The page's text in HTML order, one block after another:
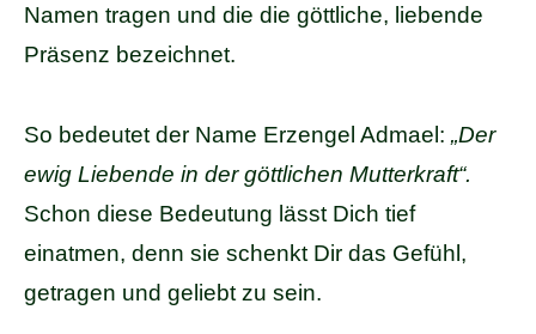
Namen tragen und die die göttliche, liebende
Präsenz bezeichnet.
So bedeutet der Name Erzengel Admael: „Der
ewig Liebende in der göttlichen Mutterkraft“.
Schon diese Bedeutung lässt Dich tief
einatmen, denn sie schenkt Dir das Gefühl,
getragen und geliebt zu sein.